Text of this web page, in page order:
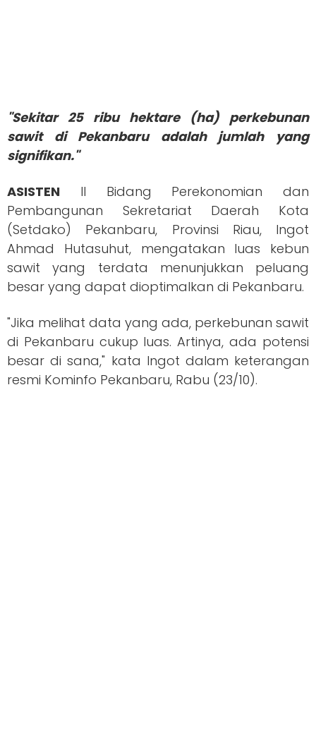
"Sekitar 25 ribu hektare (ha) perkebunan
sawit di Pekanbaru adalah jumlah yang
signifikan."
ASISTEN II Bidang Perekonomian dan
Pembangunan Sekretariat Daerah Kota
(Setdako) Pekanbaru, Provinsi Riau, Ingot
Ahmad Hutasuhut, mengatakan luas kebun
sawit yang terdata menunjukkan peluang
besar yang dapat dioptimalkan di Pekanbaru.
"Jika melihat data yang ada, perkebunan sawit
di Pekanbaru cukup luas. Artinya, ada potensi
besar di sana," kata Ingot dalam keterangan
resmi Kominfo Pekanbaru, Rabu (23/10).